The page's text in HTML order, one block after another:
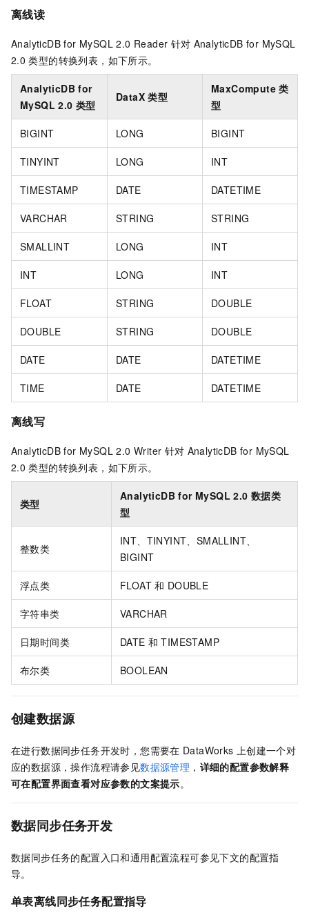
离线读
AnalyticDB for MySQL 2.0 Reader 针对 AnalyticDB for MySQL
2.0 类型的转换列表，如下所示。
AnalyticDB for
MySQL 2.0 类型
DataX 类型
MaxCompute 类
型
BIGINT LONG BIGINT
TINYINT LONG INT
TIMESTAMP DATE DATETIME
VARCHAR STRING STRING
SMALLINT LONG INT
INT LONG INT
FLOAT STRING DOUBLE
DOUBLE STRING DOUBLE
DATE DATE DATETIME
TIME DATE DATETIME
离线写
AnalyticDB for MySQL 2.0 Writer 针对 AnalyticDB for MySQL
2.0 类型的转换列表，如下所示。
类型
AnalyticDB for MySQL 2.0 数据类
型
整数类
INT、TINYINT、SMALLINT、
BIGINT
浮点类 FLOAT 和 DOUBLE
字符串类 VARCHAR
日期时间类 DATE 和 TIMESTAMP
布尔类 BOOLEAN
创建数据源
在进行数据同步任务开发时，您需要在 DataWorks 上创建一个对
应的数据源，操作流程请参见数据源管理 ， 详细的配置参数解释
可在配置界面查看对应参数的文案提示。
数据同步任务开发
数据同步任务的配置入口和通用配置流程可参见下文的配置指
导。
单表离线同步任务配置指导